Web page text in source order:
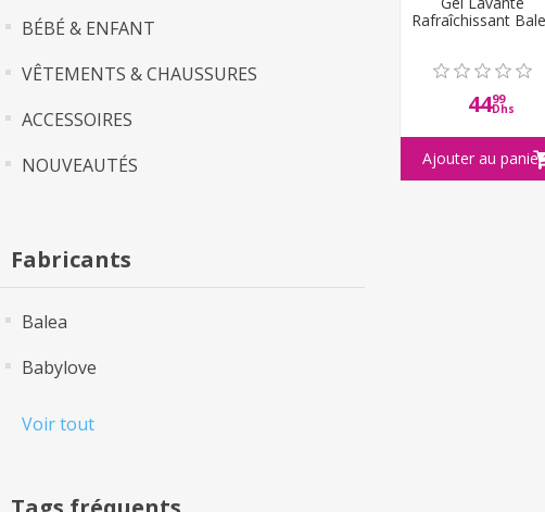
BÉBÉ & ENFANT
VÊTEMENTS & CHAUSSURES
ACCESSOIRES
NOUVEAUTÉS
Fabricants
Balea
Babylove
Voir tout
Rafraîchissant
4499
Dhs